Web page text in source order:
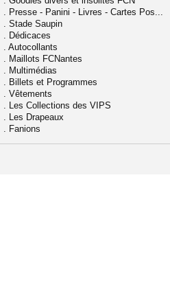
. Presse - Panini - Livres - Cartes Pos...
. Stade Saupin
. Dédicaces
. Autocollants
. Maillots FCNantes
. Multimédias
. Billets et Programmes
. Vêtements
. Les Collections des VIPS
. Les Drapeaux
. Fanions